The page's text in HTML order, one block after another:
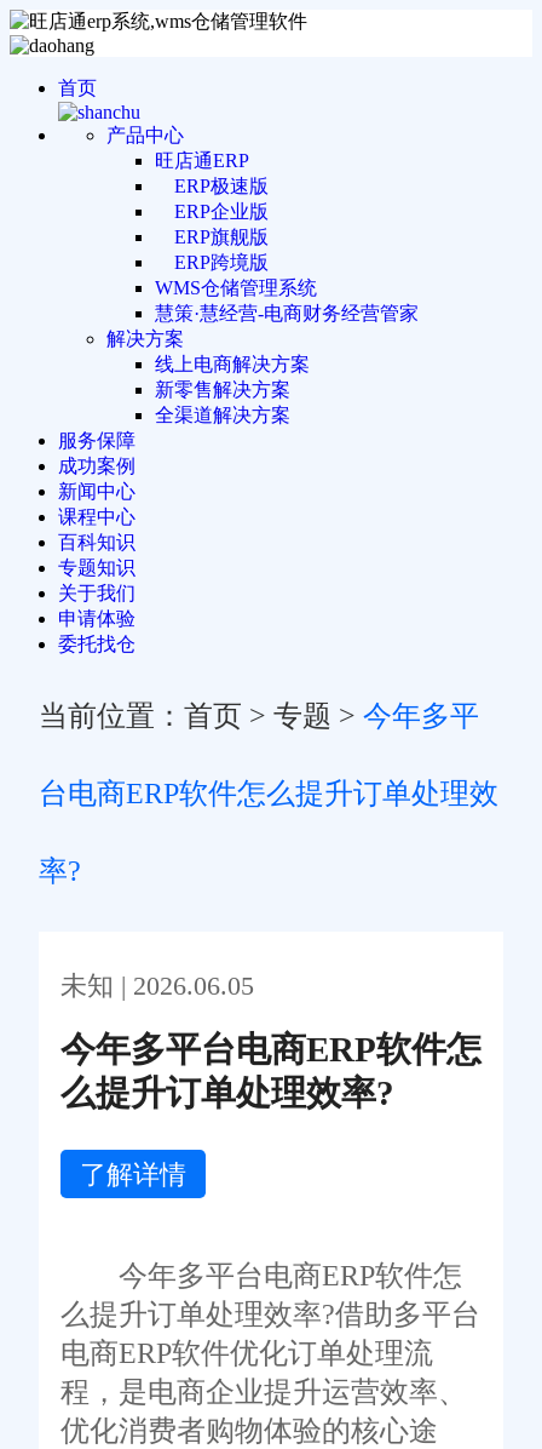
首页
产品中心
旺店通ERP
ERP极速版
ERP企业版
ERP旗舰版
ERP跨境版
WMS仓储管理系统
慧策·慧经营-电商财务经营管家
解决方案
线上电商解决方案
新零售解决方案
全渠道解决方案
服务保障
成功案例
新闻中心
课程中心
百科知识
专题知识
关于我们
申请体验
委托找仓
当前位置： 首页 > 专题 > 今年多平
台电商ERP软件怎么提升订单处理效
率?
未知 | 2026.06.05
今年多平台电商ERP软件怎
么提升订单处理效率?
了解详情
今年多平台电商ERP软件怎
么提升订单处理效率?借助多平台
电商ERP软件优化订单处理流
程，是电商企业提升运营效率、
优化消费者购物体验的核心途